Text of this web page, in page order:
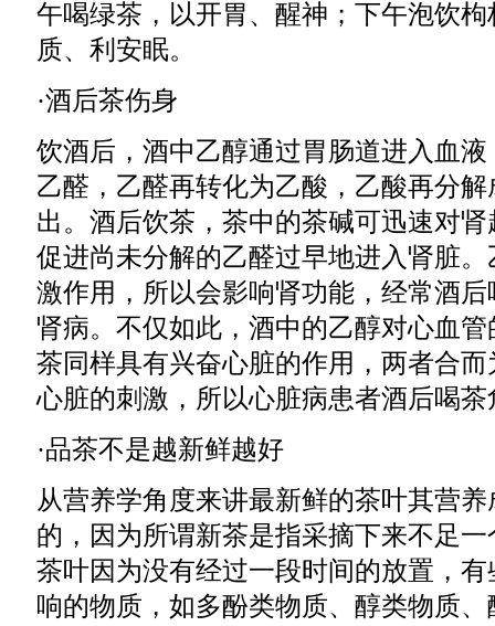
午喝绿茶，以开胃、醒神；下午泡饮
质、利安眠。
·酒后茶伤身
饮酒后，酒中乙醇通过胃肠道进入血
乙醛，乙醛再转化为乙酸，乙酸再分
出。酒后饮茶，茶中的茶碱可迅速对
促进尚未分解的乙醛过早地进入肾脏
激作用，所以会影响肾功能，经常酒
肾病。不仅如此，酒中的乙醇对心血
茶同样具有兴奋心脏的作用，两者合
心脏的刺激，所以心脏病患者酒后喝
·品茶不是越新鲜越好
从营养学角度来讲最新鲜的茶叶其营
的，因为所谓新茶是指采摘下来不足
茶叶因为没有经过一段时间的放置，
响的物质，如多酚类物质、醇类物质